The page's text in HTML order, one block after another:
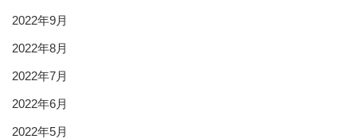
2022年9月
2022年8月
2022年7月
2022年6月
2022年5月